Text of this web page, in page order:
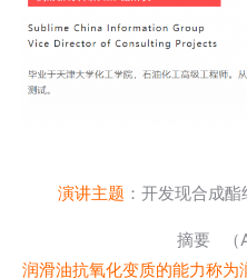
演讲主题 ：开发现合成
摘要 （
润滑油抗氧化变质的能力称